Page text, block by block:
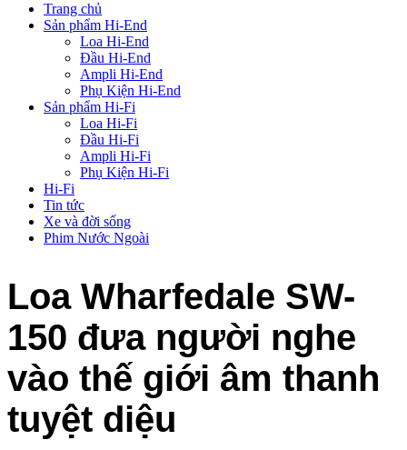
Trang chủ
Sản phẩm Hi-End
Loa Hi-End
Đầu Hi-End
Ampli Hi-End
Phụ Kiện Hi-End
Sản phẩm Hi-Fi
Loa Hi-Fi
Đầu Hi-Fi
Ampli Hi-Fi
Phụ Kiện Hi-Fi
Hi-Fi
Tin tức
Xe và đời sống
Phim Nước Ngoài
Loa Wharfedale SW-
150 đưa người nghe
vào thế giới âm thanh
tuyệt diệu